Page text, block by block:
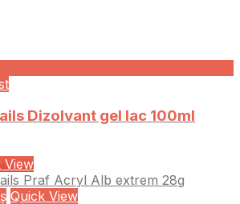
Dizolvant gel lac 100ml
View
Quick View